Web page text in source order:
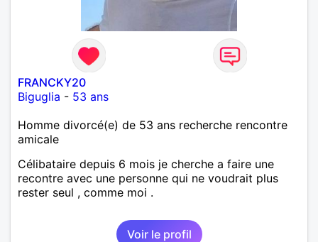
FRANCKY20
Biguglia - 53 ans
Homme divorcé(e) de 53 ans recherche rencontre
amicale
Célibataire depuis 6 mois je cherche a faire une
recontre avec une personne qui ne voudrait plus
rester seul , comme moi .
Voir le profil